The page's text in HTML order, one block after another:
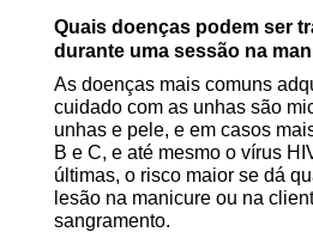
Quais doenças podem ser
durante uma sessão na
As doenças mais comuns
cuidado com as unhas são
unhas e pele, e em casos
B e C, e até mesmo o vírus
últimas, o risco maior se dá
lesão na manicure ou na
sangramento.